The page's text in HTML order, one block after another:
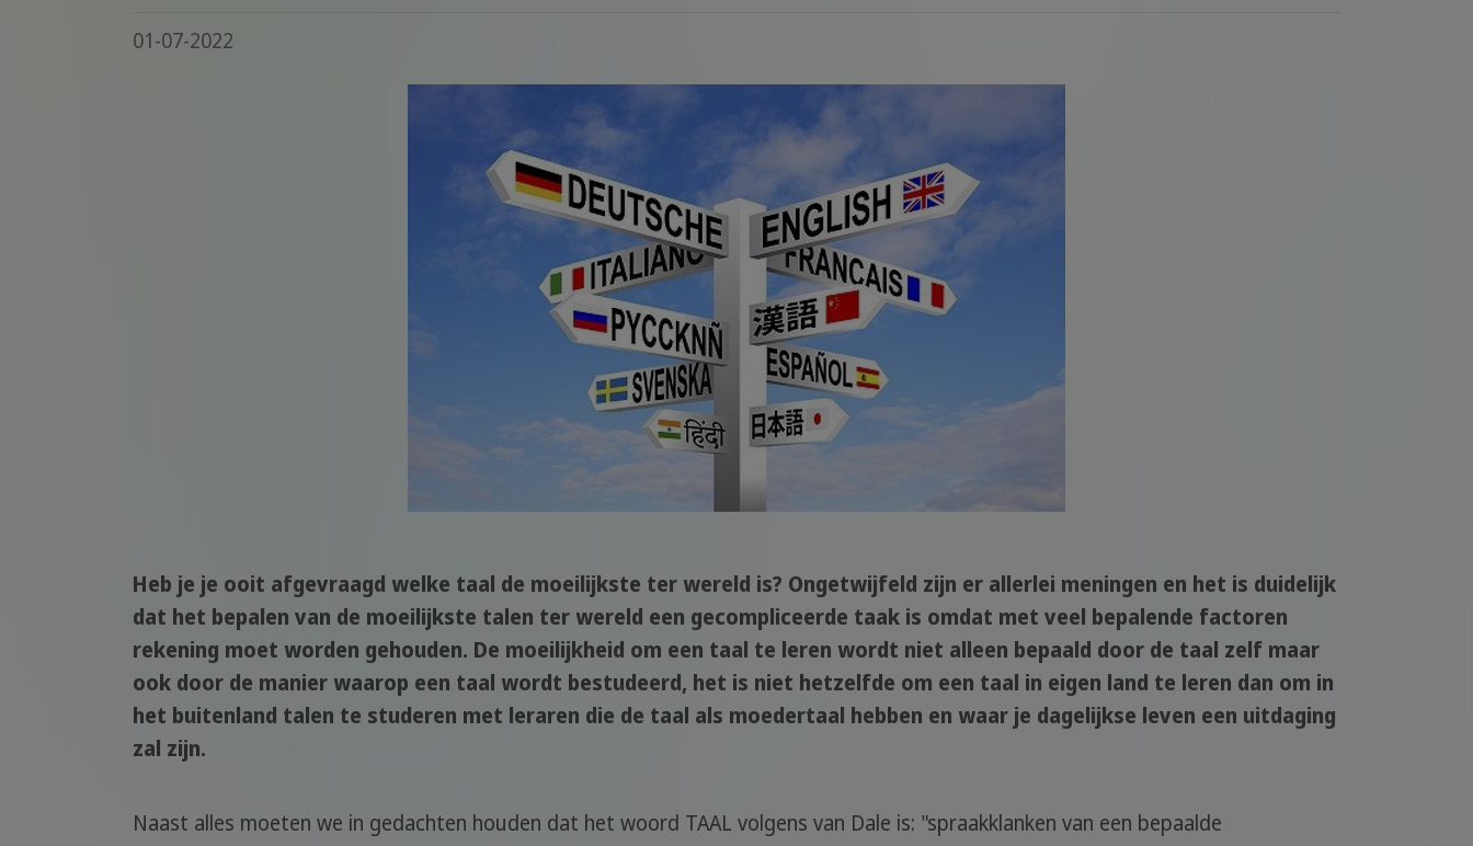
01-07-2022
Heb je je ooit afgevraagd welke taal de moeilijkste ter wereld is? Ongetwijfeld zijn er allerlei meningen en het is duidelijk
dat het bepalen van de moeilijkste talen ter wereld een gecompliceerde taak is omdat met veel bepalende factoren
rekening moet worden gehouden. De moeilijkheid om een taal te leren wordt niet alleen bepaald door de taal zelf maar
ook door de manier waarop een taal wordt bestudeerd, het is niet hetzelfde om een taal in eigen land te leren dan om in
het buitenland talen te studeren met leraren die de taal als moedertaal hebben en waar je dagelijkse leven een uitdaging
zal zijn.
Naast alles moeten we in gedachten houden dat het woord TAAL volgens van Dale is: "spraakklanken van een bepaalde